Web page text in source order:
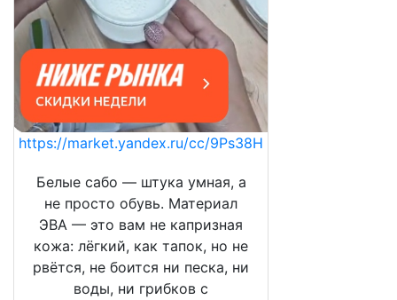
https://market.yandex.ru/cc/9Ps38H
Белые сабо — штука умная, а
не просто обувь. Материал
ЭВА — это вам не капризная
кожа: лёгкий, как тапок, но не
рвётся, не боится ни песка, ни
воды, ни грибков с